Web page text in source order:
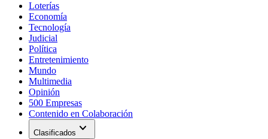
Loterías
Economía
Tecnología
Judicial
Política
Entretenimiento
Mundo
Multimedia
Opinión
500 Empresas
Contenido en Colaboración
Clasificados expand_more